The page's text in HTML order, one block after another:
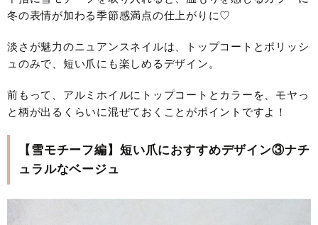
冬の表情が加わる季節感満点の仕上がりに♡
淡さが魅力のニュアンスネイルは、トップコートとポリッシ
ュのみで、短い爪にも楽しめるデザイン。
前もって、アルミホイルにトップコートとカラーを、モヤっ
と柄が出るくらいに混ぜておくことがポイントですよ！
【雪モチーフ編】短い爪におすすめデザイン③ナチ
ュラルなベージュ